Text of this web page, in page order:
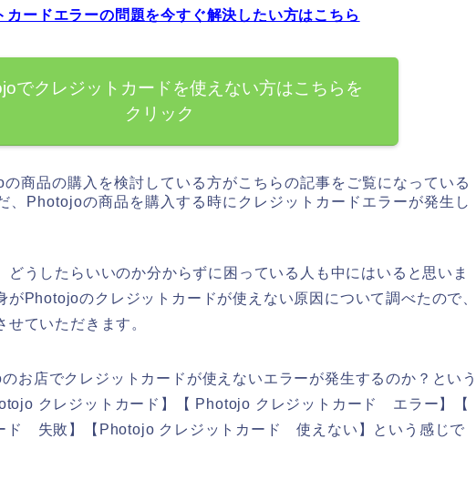
ードエラーの問題を今すぐ解決したい方はこちら
でクレジットカードを使えない方はこちらを
クリック
商品の購入を検討している方がこちらの記事をご覧になっている
、Photojoの商品を購入する時にクレジットカードエラーが発生し
どうしたらいいのか分からずに困っている人も中にはいると思いま
がPhotojoのクレジットカードが使えない原因について調べたので、
ていただきます。
お店でクレジットカードが使えないエラーが発生するのか？という
クレジットカード】【 Photojo クレジットカード エラー】【
ド 失敗】【Photojo クレジットカード 使えない】という感じで